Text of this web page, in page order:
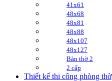
41x61
48x68
48x81
48x88
48x107
48x127
Bàn thờ 2
2 cấp
Thiết kế thi công phòng thờ